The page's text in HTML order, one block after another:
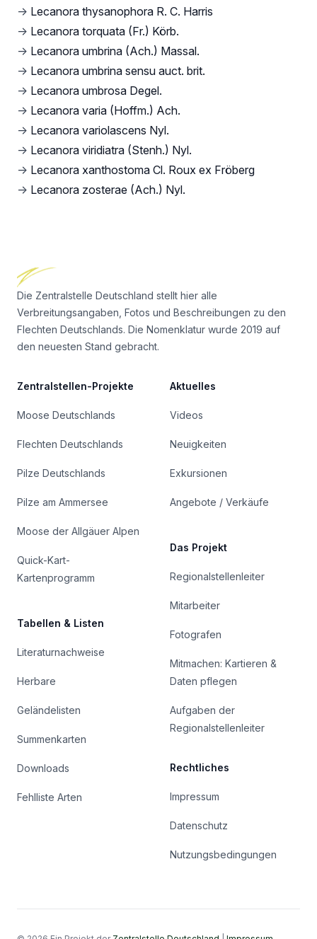
→ Lecanora thysanophora R. C. Harris
→ Lecanora torquata (Fr.) Körb.
→ Lecanora umbrina (Ach.) Massal.
→ Lecanora umbrina sensu auct. brit.
→ Lecanora umbrosa Degel.
→ Lecanora varia (Hoffm.) Ach.
→ Lecanora variolascens Nyl.
→ Lecanora viridiatra (Stenh.) Nyl.
→ Lecanora xanthostoma Cl. Roux ex Fröberg
→ Lecanora zosterae (Ach.) Nyl.
Die Zentralstelle Deutschland stellt hier alle
Verbreitungsangaben, Fotos und Beschreibungen zu den
Flechten Deutschlands. Die Nomenklatur wurde 2019 auf
den neuesten Stand gebracht.
Zentralstellen-Projekte
Moose Deutschlands
Flechten Deutschlands
Pilze Deutschlands
Pilze am Ammersee
Moose der Allgäuer Alpen
Quick-Kart-
Kartenprogramm
Tabellen & Listen
Literaturnachweise
Herbare
Geländelisten
Summenkarten
Downloads
Fehlliste Arten
Aktuelles
Videos
Neuigkeiten
Exkursionen
Angebote / Verkäufe
Das Projekt
Regionalstellenleiter
Mitarbeiter
Fotografen
Mitmachen: Kartieren &
Daten pflegen
Aufgaben der
Regionalstellenleiter
Rechtliches
Impressum
Datenschutz
Nutzungsbedingungen